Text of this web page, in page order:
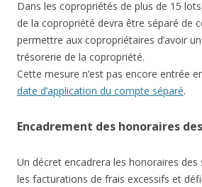
Dans les copropriétés de plus de 15
de la copropriété devra être séparé de
permettre aux copropriétaires d’avoir
trésorerie de la copropriété.
Cette mesure n’est pas encore entrée
date d’application du compte séparé.
Encadrement des honoraires
Un décret encadrera les honoraires des
les facturations de frais excessifs et